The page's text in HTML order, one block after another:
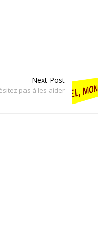
Next Post
pas à les aider